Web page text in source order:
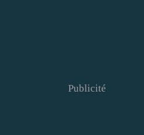
Publicité